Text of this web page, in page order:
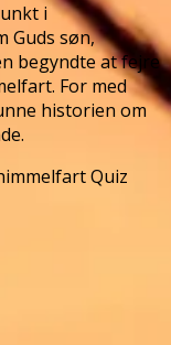
i
Guds søn,
begyndte at fejre
For med
historien om
Quiz